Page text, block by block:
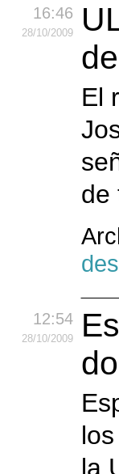
16:46
28/10/2009
El
de
12:54
28/10/2009
la